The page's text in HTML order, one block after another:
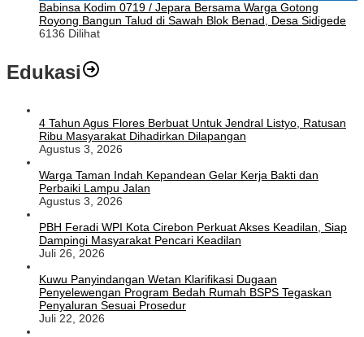
Babinsa Kodim 0719 / Jepara Bersama Warga Gotong
Royong Bangun Talud di Sawah Blok Benad, Desa Sidigede
6136 Dilihat
Edukasi
4 Tahun Agus Flores Berbuat Untuk Jendral Listyo, Ratusan
Ribu Masyarakat Dihadirkan Dilapangan
Agustus 3, 2026
Warga Taman Indah Kepandean Gelar Kerja Bakti dan
Perbaiki Lampu Jalan
Agustus 3, 2026
PBH Feradi WPI Kota Cirebon Perkuat Akses Keadilan, Siap
Dampingi Masyarakat Pencari Keadilan
Juli 26, 2026
Kuwu Panyindangan Wetan Klarifikasi Dugaan
Penyelewengan Program Bedah Rumah BSPS Tegaskan
Penyaluran Sesuai Prosedur
Juli 22, 2026